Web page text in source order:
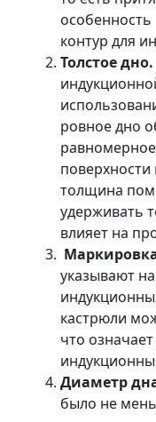
особенность
контур для
Толстое дно.
ровное дно
толщина
удерживать
влияет на
указывают
кастрюли
что
Диаметр
было не